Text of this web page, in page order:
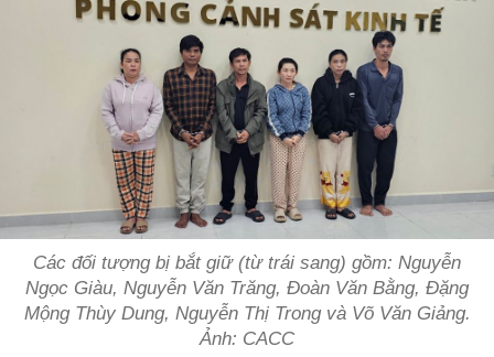
Các đối tượng bị bắt giữ (từ trái sang) gồm: Nguyễn
Ngọc Giàu, Nguyễn Văn Trăng, Đoàn Văn Bằng, Đặng
Mộng Thùy Dung, Nguyễn Thị Trong và Võ Văn Giảng.
Ảnh: CACC